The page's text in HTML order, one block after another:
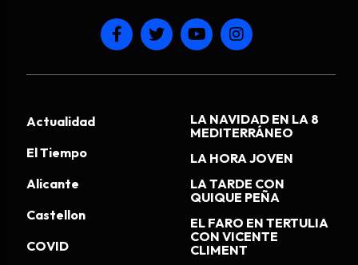
Actualidad
El Tiempo
Alicante
Castellon
COVID
LA NAVIDAD EN LA 8
MEDITERRÁNEO
LA HORA JOVEN
LA TARDE CON
QUIQUE PEÑA
EL FARO EN TERTULIA
CON VICENTE
CLIMENT